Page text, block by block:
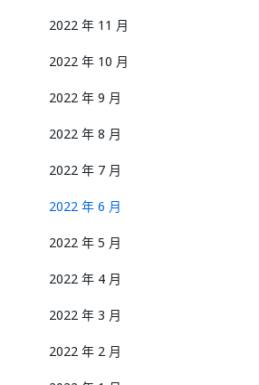
2022 年 11 月
2022 年 10 月
2022 年 9 月
2022 年 8 月
2022 年 7 月
2022 年 6 月
2022 年 5 月
2022 年 4 月
2022 年 3 月
2022 年 2 月